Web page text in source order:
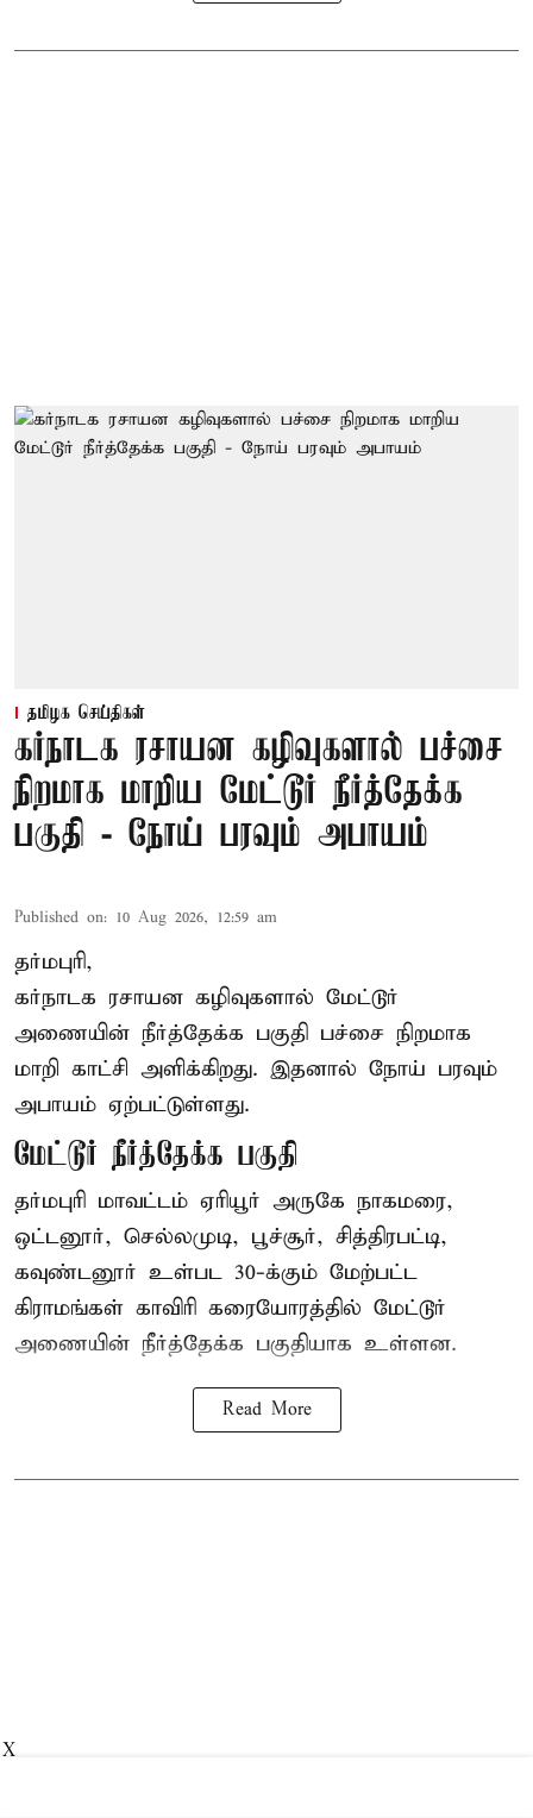
தமிழக செய்திகள்
கர்நாடக ரசாயன கழிவுகளால் பச்சை
நிறமாக மாறிய மேட்டூர் நீர்த்தேக்க
பகுதி - நோய் பரவும் அபாயம்
Published on: 10 Aug 2026, 12:59 am
தர்மபுரி,
கர்நாடக ரசாயன கழிவுகளால் மேட்டூர்
அணையின் நீர்த்தேக்க பகுதி பச்சை நிறமாக
மாறி காட்சி அளிக்கிறது. இதனால் நோய் பரவும்
அபாயம் ஏற்பட்டுள்ளது.
மேட்டூர் நீர்த்தேக்க பகுதி
தர்மபுரி மாவட்டம் ஏரியூர் அருகே நாகமரை,
ஒட்டனூர், செல்லமுடி, பூச்சூர், சித்திரபட்டி,
கவுண்டனூர் உள்பட 30-க்கும் மேற்பட்ட
கிராமங்கள் காவிரி கரையோரத்தில் மேட்டூர்
அணையின் நீர்த்தேக்க பகுதியாக உள்ளன.
Read More
X